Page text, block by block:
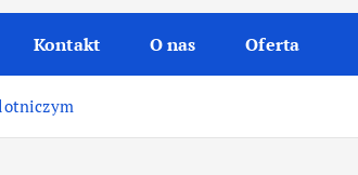
Kontakt O nas Oferta